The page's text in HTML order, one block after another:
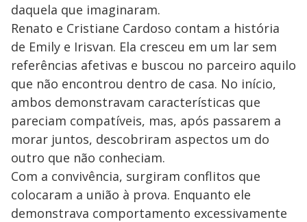
daquela que imaginaram.
Renato e Cristiane Cardoso contam a história
de Emily e Irisvan. Ela cresceu em um lar sem
referências afetivas e buscou no parceiro aquilo
que não encontrou dentro de casa. No início,
ambos demonstravam características que
pareciam compatíveis, mas, após passarem a
morar juntos, descobriram aspectos um do
outro que não conheciam.
Com a convivência, surgiram conflitos que
colocaram a união à prova. Enquanto ele
demonstrava comportamento excessivamente